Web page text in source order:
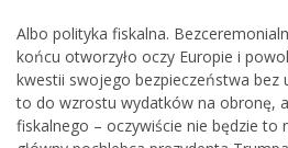
Albo polityka fiskalna.
końcu otworzyło oczy Europie i
kwestii swojego bezpieczeństwa bez
to do wzrostu wydatków na obronę,
fiskalnego – oczywiście nie będzie to